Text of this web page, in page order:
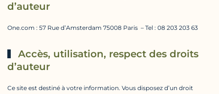
d’auteur
One.com : 57 Rue d’Amsterdam 75008 Paris – Tel : 08 203 203 63
Accès, utilisation, respect des droits
d’auteur
Ce site est destiné à votre information. Vous disposez d’un droit